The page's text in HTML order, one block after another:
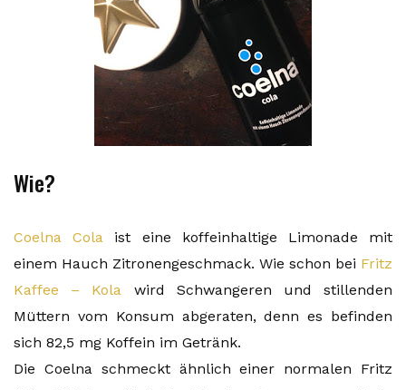
Wie?
Coelna Cola ist eine koffeinhaltige Limonade mit
einem Hauch Zitronengeschmack. Wie schon bei Fritz
Kaffee – Kola wird Schwangeren und stillenden
Müttern vom Konsum abgeraten, denn es befinden
sich 82,5 mg Koffein im Getränk.
Die Coelna schmeckt ähnlich einer normalen Fritz